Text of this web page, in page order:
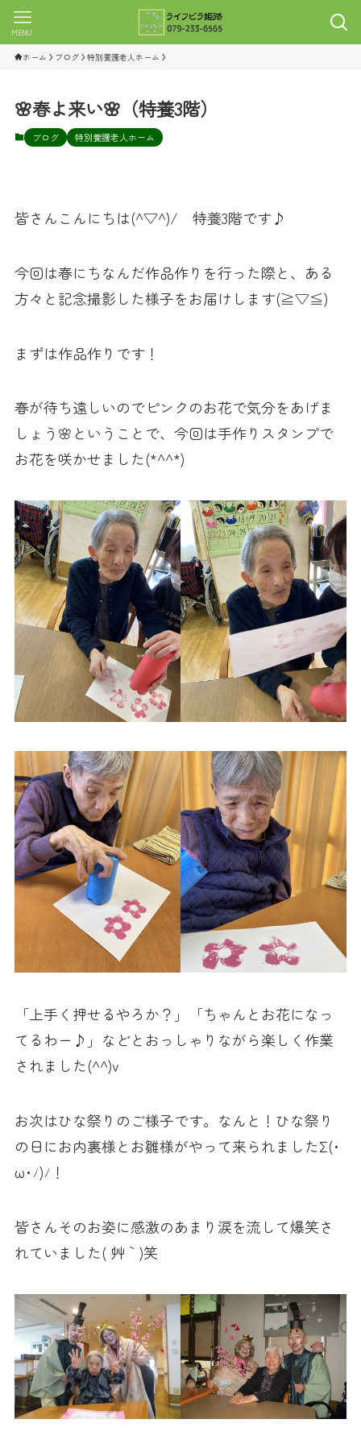
MENU
ホーム ブログ 特別養護老人ホーム
🌸春よ来い🌸（特養3階）
ブログ 特別養護老人ホーム
皆さんこんにちは(^▽^)/ 特養3階です♪
今回は春にちなんだ作品作りを行った際と、ある
方々と記念撮影した様子をお届けします(≧▽≦)
まずは作品作りです！
春が待ち遠しいのでピンクのお花で気分をあげま
しょう🌸ということで、今回は手作りスタンプで
お花を咲かせました(*^^*)
「上手く押せるやろか？」「ちゃんとお花になっ
てるわー♪」などとおっしゃりながら楽しく作業
されました(^^)v
お次はひな祭りのご様子です。なんと！ひな祭り
の日にお内裏様とお雛様がやって来られましたΣ(･
ω･ﾉ)ﾉ！
皆さんそのお姿に感激のあまり涙を流して爆笑さ
れていました( ´艸｀)笑